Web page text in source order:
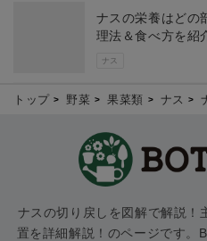
ナス
ナスの栄養はどの
理法＆食べ方を紹
トップ 野菜 果菜類 ナス
ナスの切り戻しを図解で解説！
置を詳細解説！のページです。